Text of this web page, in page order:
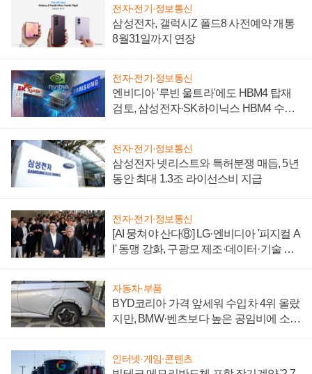
전자·전기·정보통신
삼성전자, 갤럭시Z 폴드8 사전예약 개통
8월31일까지 연장
전자·전기·정보통신
엔비디아 '루빈 울트라'에도 HBM4 탑재
검토, 삼성전자·SK하이닉스 HBM4 수율
전자·전기·정보통신
삼성전자 넷리스트와 특허분쟁 매듭, 5년
동안 최대 1.3조 라이선스비 지급
전자·전기·정보통신
[AI 뭉쳐야 산다⑧] LG·엔비디아 '피지컬 A
I' 동맹 강화, 구광모 제조·데이터·기술 결
자동차·부품
BYD코리아 가격 앞세워 수입차 4위 올랐
지만, BMW·벤츠보다 높은 공임비에 소비
인터넷·게임·콘텐츠